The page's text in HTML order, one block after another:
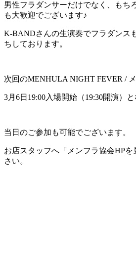
男性フラダンサーだけでなく、もち
も大歓迎でございます♪
K-BANDさんの生演奏でフラダンス
ちしております。
次回のMENHULA NIGHT FEVER /
3月6日19:00入場開始（19:30開演）と
当日のご参加も可能でございます。
お店スタッフへ「メンフラ協会HP
さい。